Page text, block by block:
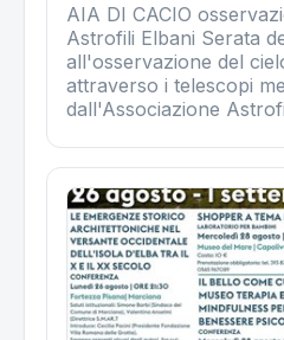
AIA DI CACIO
Astrofili Elbani Serata
all'osservazione del
attraverso i telescopi
dall'Associazione